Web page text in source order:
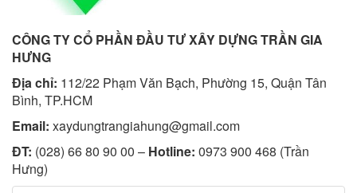
CÔNG TY CỔ PHẦN ĐẦU TƯ XÂY DỰNG TRẦN GIA
HƯNG
Địa chỉ: 112/22 Phạm Văn Bạch, Phường 15, Quận Tân
Bình, TP.HCM
Email: xaydungtrangiahung@gmail.com
ĐT: (028) 66 80 90 00 – Hotline: 0973 900 468 (Trần
Hưng)